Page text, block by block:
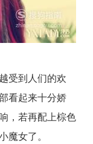
受到人们的欢
看起来十分娇
，若再配上棕色
女了。